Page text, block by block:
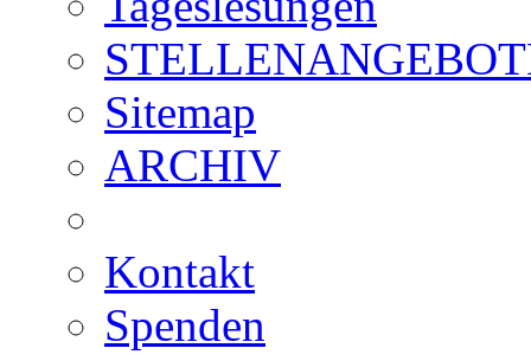
Sitemap
ARCHIV
Kontakt
Spenden